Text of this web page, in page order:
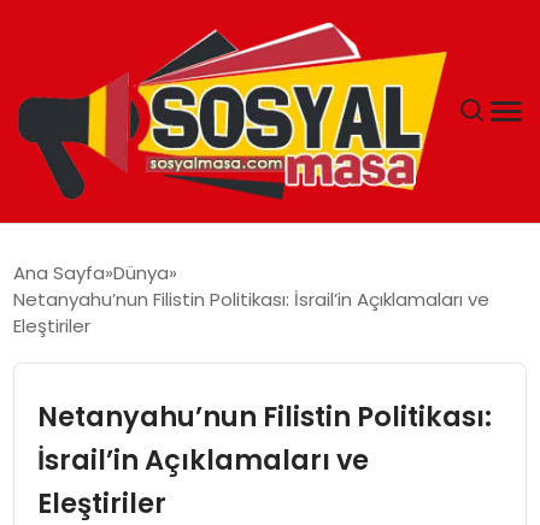
EKONOMI
TEKNOLOJI
EĞITIM
Ana Sayfa Dünya
Netanyahu’nun Filistin Politikası: İsrail’in Açıklamaları ve
Eleştiriler
Netanyahu’nun Filistin Politikası:
İsrail’in Açıklamaları ve
Eleştiriler